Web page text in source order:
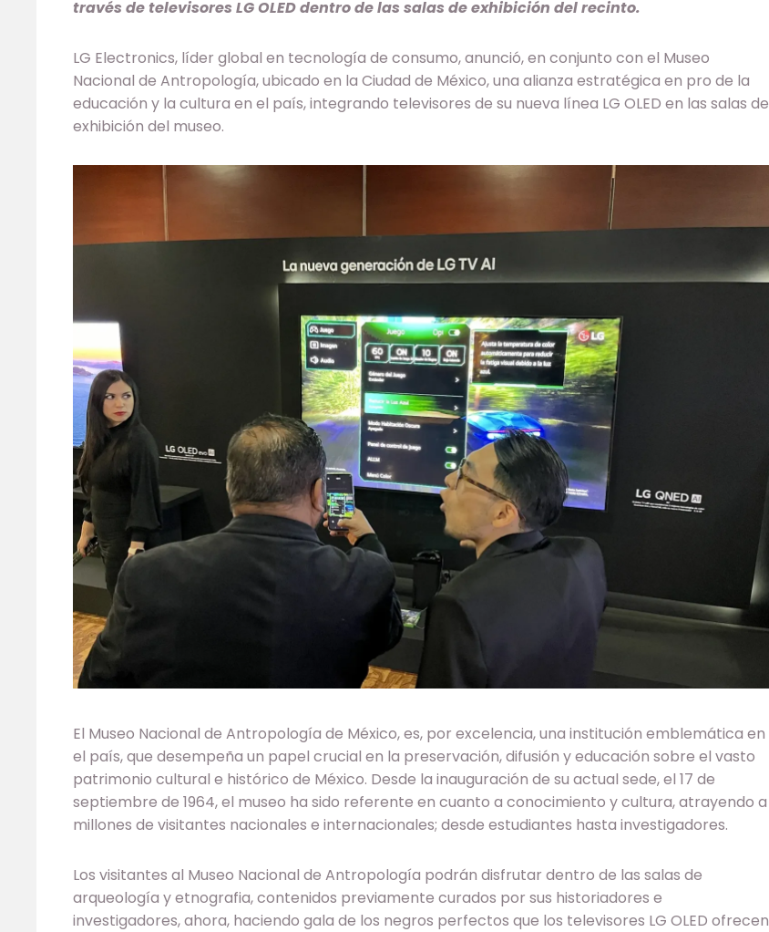
través de televisores LG OLED dentro de las salas de exhibición del recinto.
LG Electronics, líder global en tecnología de consumo, anunció, en conjunto con el Museo
Nacional de Antropología, ubicado en la Ciudad de México, una alianza estratégica en pro de la
educación y la cultura en el país, integrando televisores de su nueva línea LG OLED en las salas de
exhibición del museo.
El Museo Nacional de Antropología de México, es, por excelencia, una institución emblemática en
el país, que desempeña un papel crucial en la preservación, difusión y educación sobre el vasto
patrimonio cultural e histórico de México. Desde la inauguración de su actual sede, el 17 de
septiembre de 1964, el museo ha sido referente en cuanto a conocimiento y cultura, atrayendo a
millones de visitantes nacionales e internacionales; desde estudiantes hasta investigadores.
Los visitantes al Museo Nacional de Antropología podrán disfrutar dentro de las salas de
arqueología y etnografia, contenidos previamente curados por sus historiadores e
investigadores, ahora, haciendo gala de los negros perfectos que los televisores LG OLED ofrecen